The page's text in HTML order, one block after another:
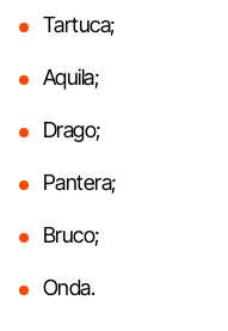
Tartuca;
Aquila;
Drago;
Pantera;
Bruco;
Onda.